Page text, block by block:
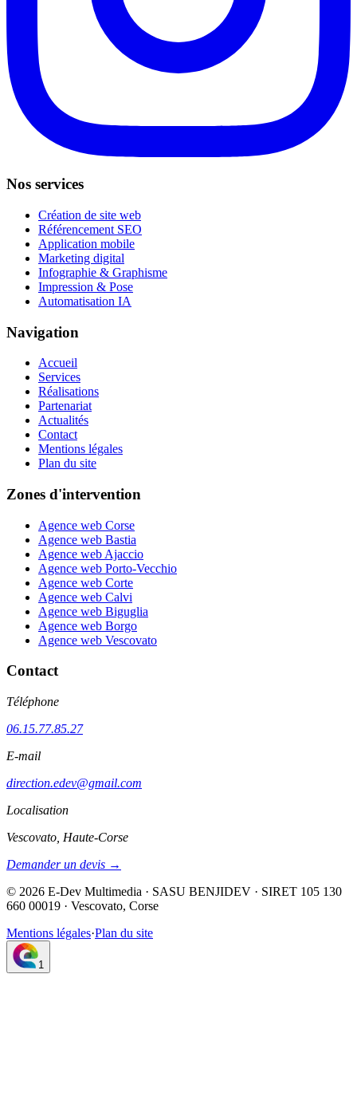
Nos services
Création de site web
Référencement SEO
Application mobile
Marketing digital
Infographie & Graphisme
Impression & Pose
Automatisation IA
Navigation
Accueil
Services
Réalisations
Partenariat
Actualités
Contact
Mentions légales
Plan du site
Zones d'intervention
Agence web Corse
Agence web Bastia
Agence web Ajaccio
Agence web Porto-Vecchio
Agence web Corte
Agence web Calvi
Agence web Biguglia
Agence web Borgo
Agence web Vescovato
Contact
Téléphone
06.15.77.85.27
E-mail
direction.edev@gmail.com
Localisation
Vescovato, Haute-Corse
Demander un devis →
© 2026 E-Dev Multimedia · SASU BENJIDEV · SIRET 105 130
660 00019 · Vescovato, Corse
Mentions légales·Plan du site
1